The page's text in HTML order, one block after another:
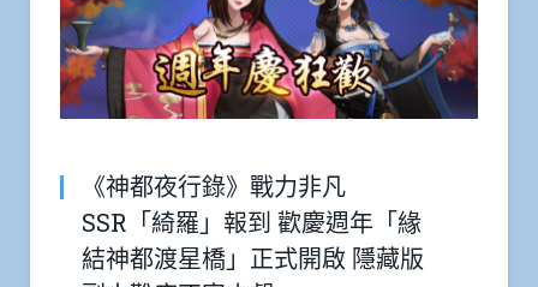
《神都夜行錄》戰力非凡
SSR「綺羅」報到 歡慶週年「緣
結神都渡星橋」正式開啟 隱藏版